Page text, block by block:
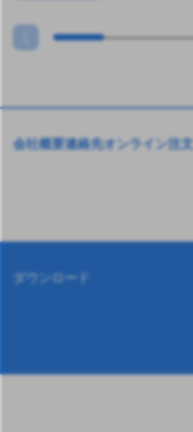
会社概要連絡先オンライン注文
ダウンロード